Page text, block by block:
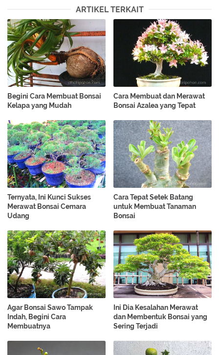
ARTIKEL TERKAIT
Begini Cara Membuat Bonsai
Kelapa yang Mudah
Cara Membuat dan Merawat
Bonsai Azalea yang Tepat
Ternyata, Ini Kunci Sukses
Merawat Bonsai Cemara
Udang
Cara Tepat Setek Batang
untuk Membuat Tanaman
Bonsai
Agar Bonsai Sawo Tampak
Indah, Begini Cara
Membuatnya
Ini Dia Kesalahan Merawat
dan Membentuk Bonsai yang
Sering Terjadi